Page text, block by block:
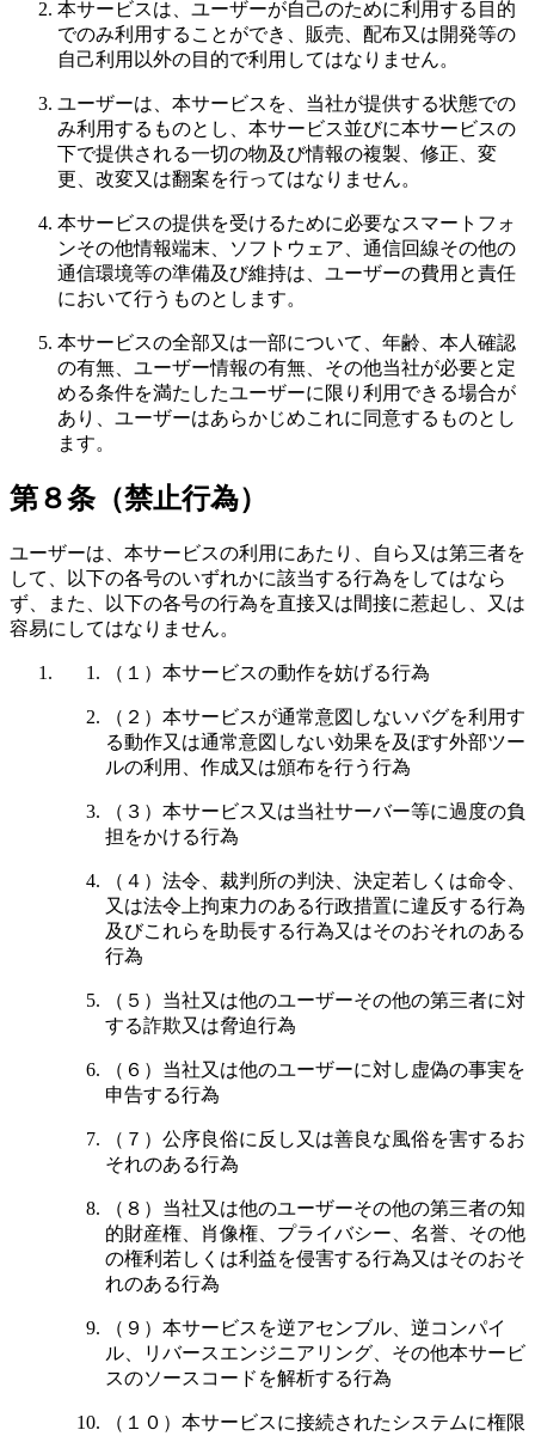
本サービスは、ユーザーが自己のために利用する目的
でのみ利用することができ、販売、配布又は開発等の
自己利用以外の目的で利用してはなりません。
ユーザーは、本サービスを、当社が提供する状態での
み利用するものとし、本サービス並びに本サービスの
下で提供される一切の物及び情報の複製、修正、変
更、改変又は翻案を行ってはなりません。
本サービスの提供を受けるために必要なスマートフォ
ンその他情報端末、ソフトウェア、通信回線その他の
通信環境等の準備及び維持は、ユーザーの費用と責任
において行うものとします。
本サービスの全部又は一部について、年齢、本人確認
の有無、ユーザー情報の有無、その他当社が必要と定
める条件を満たしたユーザーに限り利用できる場合が
あり、ユーザーはあらかじめこれに同意するものとし
ます。
第８条（禁止行為）
ユーザーは、本サービスの利用にあたり、自ら又は第三者を
して、以下の各号のいずれかに該当する行為をしてはなら
ず、また、以下の各号の行為を直接又は間接に惹起し、又は
容易にしてはなりません。
（１）本サービスの動作を妨げる行為
（２）本サービスが通常意図しないバグを利用す
る動作又は通常意図しない効果を及ぼす外部ツー
ルの利用、作成又は頒布を行う行為
（３）本サービス又は当社サーバー等に過度の負
担をかける行為
（４）法令、裁判所の判決、決定若しくは命令、
又は法令上拘束力のある行政措置に違反する行為
及びこれらを助長する行為又はそのおそれのある
行為
（５）当社又は他のユーザーその他の第三者に対
する詐欺又は脅迫行為
（６）当社又は他のユーザーに対し虚偽の事実を
申告する行為
（７）公序良俗に反し又は善良な風俗を害するお
それのある行為
（８）当社又は他のユーザーその他の第三者の知
的財産権、肖像権、プライバシー、名誉、その他
の権利若しくは利益を侵害する行為又はそのおそ
れのある行為
（９）本サービスを逆アセンブル、逆コンパイ
ル、リバースエンジニアリング、その他本サービ
スのソースコードを解析する行為
（１０）本サービスに接続されたシステムに権限